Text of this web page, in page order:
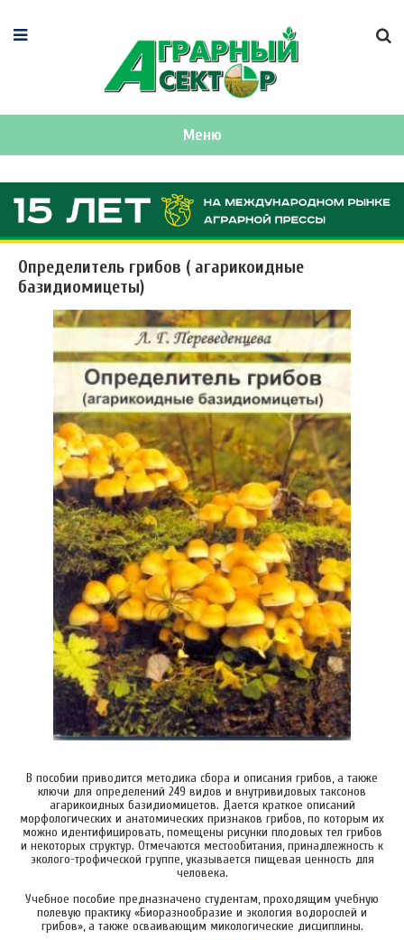
Меню
Определитель грибов ( агарикоидные
базидиомицеты)
В пособии приводится методика сбора и описания грибов, а также
ключи для определений 249 видов и внутривидовых таксонов
агарикоидных базидиомицетов. Дается краткое описаний
морфологических и анатомических признаков грибов, по которым их
можно идентифицировать, помещены рисунки плодовых тел грибов
и некоторых структур. Отмечаются местообитания, принадлежность к
эколого-трофической группе, указывается пищевая ценность для
человека.
Учебное пособие предназначено студентам, проходящим учебную
полевую практику «Биоразнообразие и экология водорослей и
грибов», а также осваивающим микологические дисциплины.